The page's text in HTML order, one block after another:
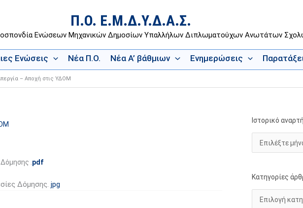
Π.Ο. Ε.Μ.Δ.Υ.Δ.Α.Σ.
Ενώσεων Μηχανικών Δημοσίων Υπαλλήλων Διπλωματούχων Ανωτάτων
Ενώσεις Νέα Π.Ο. Νέα Α’ βάθμιων Ενημερώσεις
– Αποχή στις ΥΔΟΜ
. pdf
Δόμησης. jpg
Ιστορικό
Ι
σ
ρ
ι
Κατηγορίες
Κ
α
γ
ο